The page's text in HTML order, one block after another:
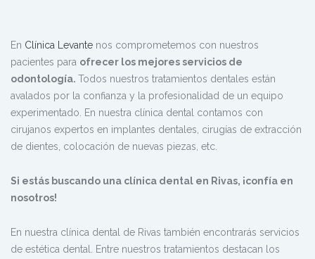
En Clínica Levante nos comprometemos con nuestros
pacientes para ofrecer los mejores servicios de
odontología. Todos nuestros tratamientos dentales están
avalados por la confianza y la profesionalidad de un equipo
experimentado. En nuestra clínica dental contamos con
cirujanos expertos en implantes dentales, cirugías de extracción
de dientes, colocación de nuevas piezas, etc.
Si estás buscando una clínica dental en Rivas, ¡confía en
nosotros!
En nuestra clínica dental de Rivas también encontrarás servicios
de estética dental. Entre nuestros tratamientos destacan los